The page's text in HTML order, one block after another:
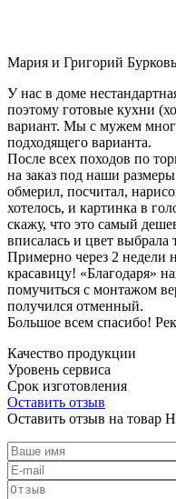
Мария и Григорий
У нас в доме
поэтому готовые кухни
вариант. Мы с мужем
подходящего варианта.
После всех походов по
на заказ под наши
обмерил, посчитал,
хотелось, и картинка в
скажу, что это самый
вписалась и цвет выбрала
Примерно через 2 недели
красавицу! «Благодаря»
помучиться с монтажом
получился отменный.
Большое всем спасибо!
Качество продукции
Уровень сервиса
Срок изготовления
Оставить отзыв
Оставить отзыв на товар